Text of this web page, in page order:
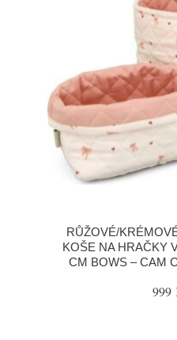
RŮŽOVÉ/
KOŠE NA HRAČKY
CM BOWS – CAM
999